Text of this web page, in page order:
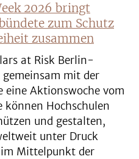
2026 bringt
zum Schutz
zusammen
at Risk Berlin-
mit der
eine Aktionswoche vom
können Hochschulen
und gestalten,
unter Druck
im Mittelpunkt der